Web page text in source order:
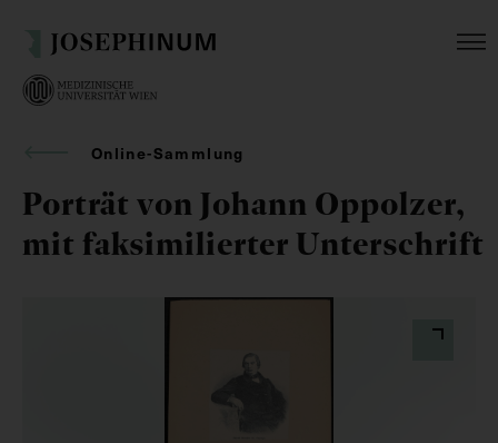
Online-Sammlung
Porträt von Johann Oppolzer,
mit faksimilierter Unterschrift